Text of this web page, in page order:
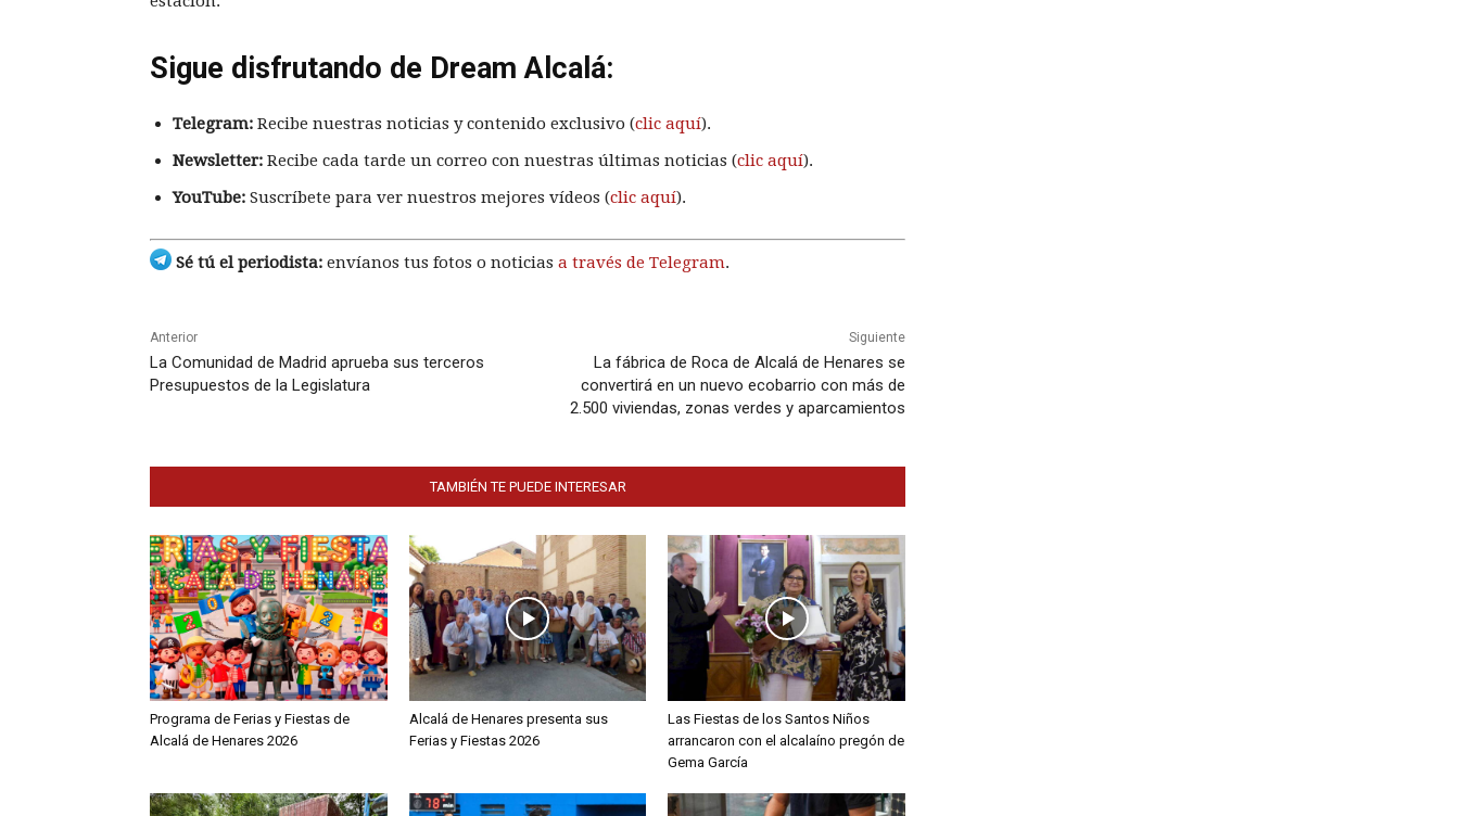
Sigue disfrutando de Dream Alcalá:
Telegram: Recibe nuestras noticias y contenido exclusivo (clic aquí).
Newsletter: Recibe cada tarde un correo con nuestras últimas noticias (clic aquí).
YouTube: Suscríbete para ver nuestros mejores vídeos (clic aquí).
Sé tú el periodista: envíanos tus fotos o noticias a través de Telegram.
Anterior
La Comunidad de Madrid aprueba sus terceros
Presupuestos de la Legislatura
Siguiente
La fábrica de Roca de Alcalá de Henares se
convertirá en un nuevo ecobarrio con más de
2.500 viviendas, zonas verdes y aparcamientos
TAMBIÉN TE PUEDE INTERESAR
Programa de Ferias y Fiestas de
Alcalá de Henares 2026
Alcalá de Henares presenta sus
Ferias y Fiestas 2026
Las Fiestas de los Santos Niños
arrancaron con el alcalaíno pregón de
Gema García